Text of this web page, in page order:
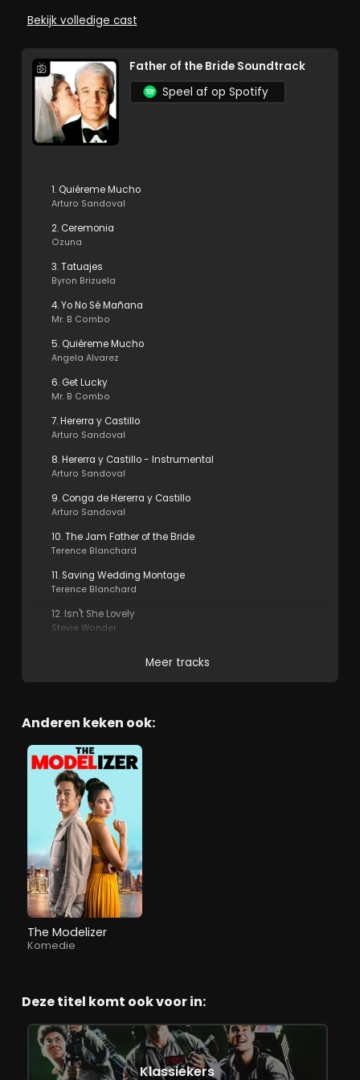
Bekijk volledige cast
Father of the Bride Soundtrack
Speel af op Spotify
1. Quiéreme Mucho
Arturo Sandoval
2. Ceremonia
Ozuna
3. Tatuajes
Byron Brizuela
4. Yo No Sé Mañana
Mr. B Combo
5. Quiéreme Mucho
Angela Alvarez
6. Get Lucky
Mr. B Combo
7. Hererra y Castillo
Arturo Sandoval
8. Hererra y Castillo - Instrumental
Arturo Sandoval
9. Conga de Hererra y Castillo
Arturo Sandoval
10. The Jam Father of the Bride
Terence Blanchard
11. Saving Wedding Montage
Terence Blanchard
12. Isn't She Lovely
Stevie Wonder
Meer tracks
Anderen keken ook:
The Modelizer
Komedie
Deze titel komt ook voor in:
Klassiekers